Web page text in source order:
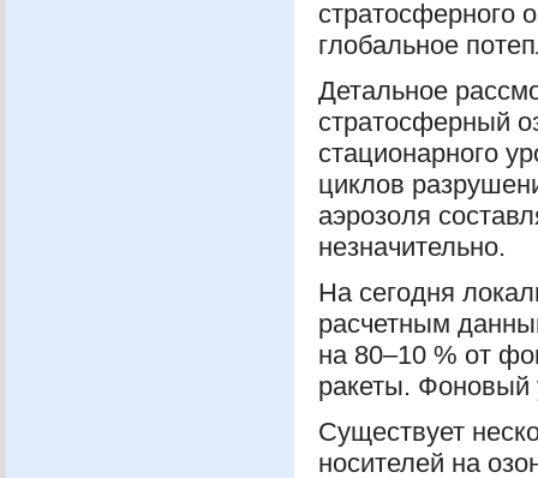
стратосферного
глобальное
Детальное
стратосферный
стационарного
циклов
аэрозоля
незначительно.
На сегодня
расчетным
на 80–10 % от
ракеты. Фоновый
Существует
носителей на